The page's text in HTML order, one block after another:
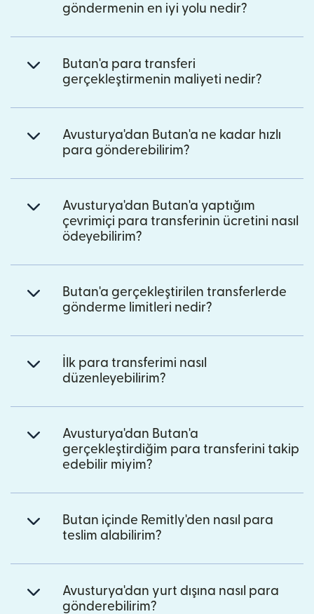
göndermenin en iyi yolu nedir?
Butan'a para transferi
gerçekleştirmenin maliyeti nedir?
Avusturya'dan Butan'a ne kadar hızlı
para gönderebilirim?
Avusturya'dan Butan'a yaptığım
çevrimiçi para transferinin ücretini nasıl
ödeyebilirim?
Butan'a gerçekleştirilen transferlerde
gönderme limitleri nedir?
İlk para transferimi nasıl
düzenleyebilirim?
Avusturya'dan Butan'a
gerçekleştirdiğim para transferini takip
edebilir miyim?
Butan içinde Remitly'den nasıl para
teslim alabilirim?
Avusturya'dan yurt dışına nasıl para
gönderebilirim?